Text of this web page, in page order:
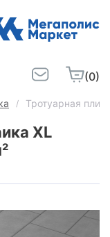
(0)
Тротуарная
XL